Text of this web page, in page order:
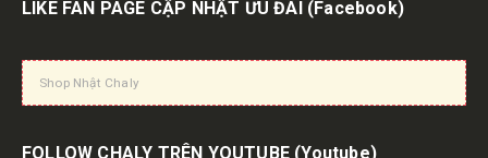
LIKE FAN PAGE CẬP NHẬT ƯU ĐÃI (Facebook)
Shop Nhật Chaly
FOLLOW CHALY TRÊN YOUTUBE (Youtube)